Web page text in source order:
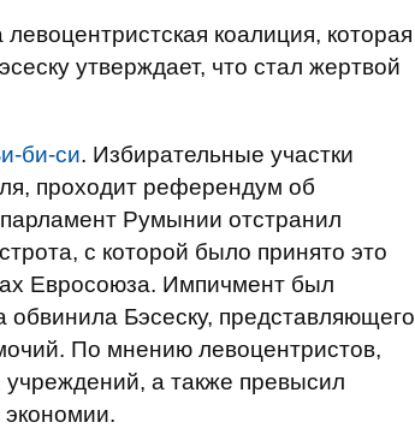
коалиция, которая
утверждает, что стал жертвой
би-си. Избирательные участки
проходит референдум об
Румынии отстранил
с которой было принято это
Евросоюза. Импичмент был
Бэсеску, представляющего
По мнению левоцентристов,
а также превысил
экономии.